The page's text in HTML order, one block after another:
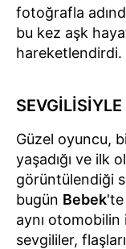
fotoğrafla
bu kez aşk
hareketlendirdi.
Güzel oyuncu,
yaşadığı ve ilk
görüntülendiği
bugün Bebek'te
aynı otomobilin
sevgililer,